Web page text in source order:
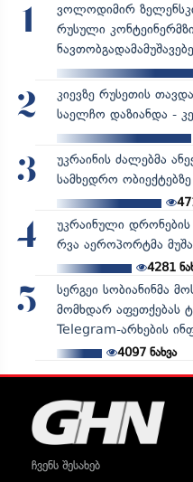
1
ვოლოდიმირ
რუსული
2
კიევზე რუსეთის
საელჩო დაზიანდა -
3
უკრაინის ძალებმა
სამხედრო
4
უკრაინული
რვა აეროპორტმა
4281
5
სერგეი სობიანინმა
მომხდარ აფეთქებას
Telegram-არხების
4097ნახვა
ჩვენს შესახებ